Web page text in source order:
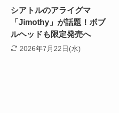
シアトルのアライグマ
「Jimothy」が話題！ボブ
ルヘッドも限定発売へ
2026年7月22日(水)